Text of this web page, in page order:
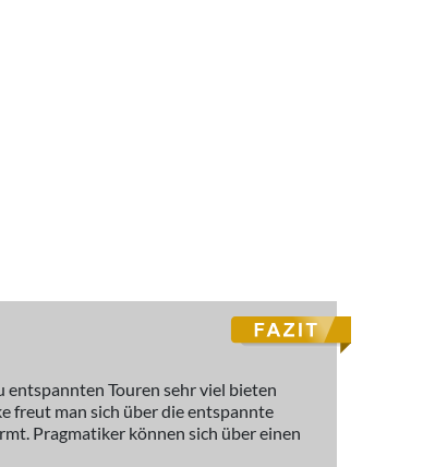
entspannten Touren sehr viel bieten
freut man sich über die entspannte
Pragmatiker können sich über einen